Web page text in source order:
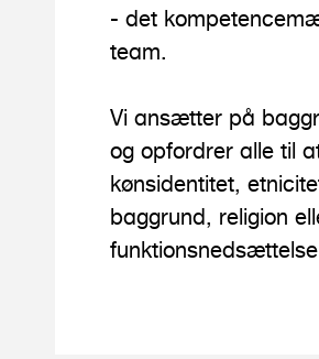
- det
team.
Vi ansætter på
og opfordrer alle til
kønsidentitet,
baggrund, religion